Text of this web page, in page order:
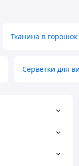
Тканина в горошок
Серветки для